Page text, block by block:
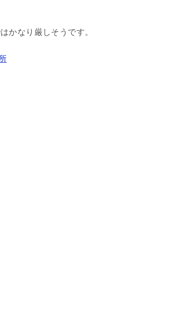
かなり厳しそうです。